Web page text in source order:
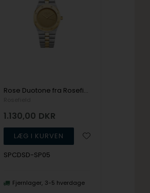
Rose Duotone fra Rosefield
1.130,00 DKR
SPCDSD-SP05
Fjernlager 3-5 hverdage